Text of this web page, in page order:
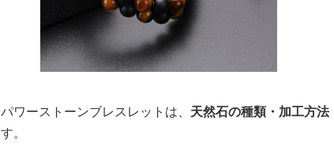
パワーストーンブレスレットは、 天然石の種類・加工方
す。